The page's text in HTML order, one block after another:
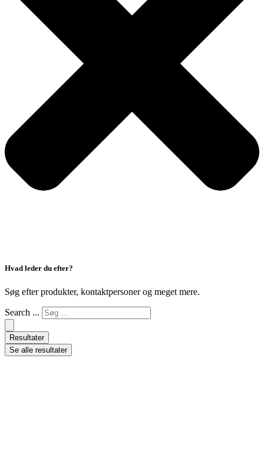
Hvad leder du efter?
Søg efter produkter, kontaktpersoner og meget mere.
Search ...
Resultater
Se alle resultater